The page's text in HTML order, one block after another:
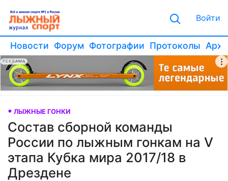
Войти
Новости Форум Фотографии Протоколы
РЕКЛАМА
ЛЫЖНЫЕ ГОНКИ
Состав сборной команды
России по лыжным гонкам на V
этапа Кубка мира 2017/18 в
Дрездене